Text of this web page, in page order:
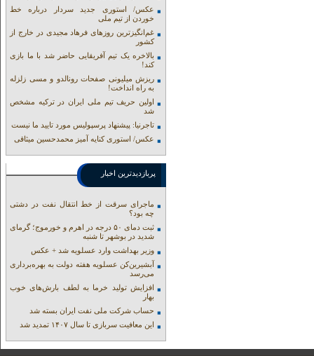
عکس/ استوری جدید سردار درباره خط
خوردن از تیم ملی
غم‌انگیزترین روزهای فرهاد مجیدی در خارج از
کشور
بالاخره یک تیم آفریقایی حاضر شد با ما بازی
کند!
ریزش میلیونی صفحات رونالدو و مسی زلزله
به راه انداخت!
اولین حریف تیم ملی ایران در ترکیه مشخص
شد
تاجرنیا: پیشنهاد پرسپولیس مورد تایید ما نیست
عکس/ استوری کنایه آمیز محمدحسین میثاقی
پربازدیدترین اخبار
ماجرای سرقت از خط انتقال نفت در دشتی
چه بود؟
ثبت دمای ۵۰ درجه در اهرم و خورموج؛ گرمای
شدید در بوشهر تا شنبه
وزیر بهداشت وارد عسلویه شد + عکس
آبشیرین‌کن عسلویه هفته دولت به بهره‌برداری
می‌رسد
افزایش تولید خرما به لطف بارش‌های خوب
بهار
حساب‌ شرکت ملی نفت ایران بسته شد
این معافیت سربازی تا سال ۱۴۰۷ تمدید شد